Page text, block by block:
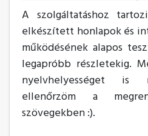
A szolgáltatáshoz
elkészített honlapok és
működésének alapos
legapróbb részletekig.
nyelvhelyességet is
ellenőrzöm a
szövegekben :).